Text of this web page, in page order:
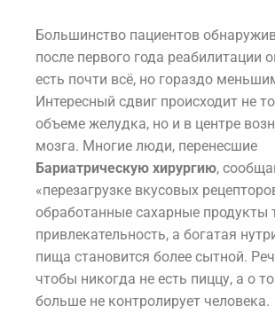
Большинство пациентов
после первого года реабилитации
есть почти всё, но гораздо
Интересный сдвиг происходит не
объеме желудка, но и в центре
мозга. Многие люди, перенесшие
Бариатрическую хирургию,
«перезагрузке вкусовых
обработанные сахарные продукты
привлекательность, а богатая
пища становится более сытной.
чтобы никогда не есть пиццу, а о
больше не контролирует человека.